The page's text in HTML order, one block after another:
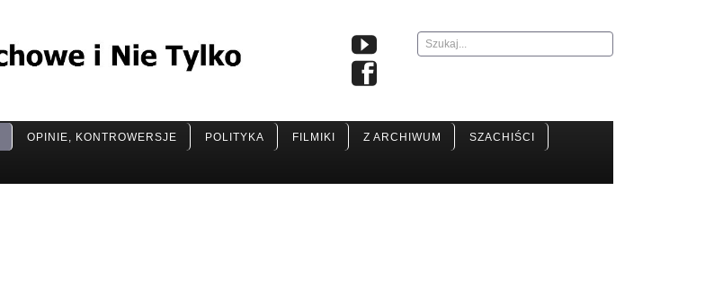
Szukaj...
OPINIE, KONTROWERSJE POLITYKA FILMIKI Z ARCHIWUM SZACHIŚCI